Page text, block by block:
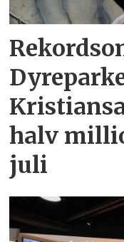
halv
juli